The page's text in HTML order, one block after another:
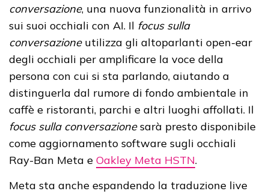
conversazione, una nuova funzionalità in arrivo
sui suoi occhiali con AI. Il focus sulla
conversazioneutilizza gli altoparlanti open-ear
degli occhiali per amplificare la voce della
persona con cui si sta parlando, aiutando a
distinguerla dal rumore di fondo ambientale in
caffè e ristoranti, parchi e altri luoghi affollati. Il
focus sulla conversazionesarà presto disponibile
come aggiornamento software sugli occhiali
Ray-Ban Meta e Oakley Meta HSTN.
Meta sta anche espandendo la traduzione live